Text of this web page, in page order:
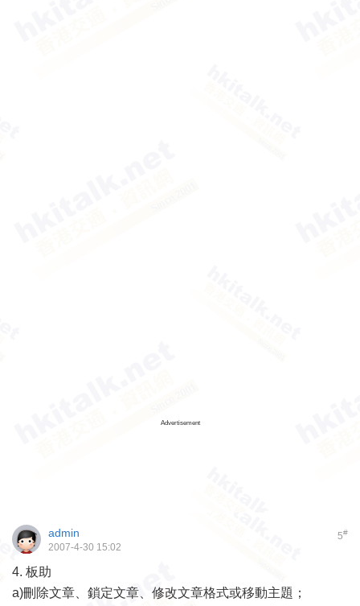
Advertisement
5#
admin
2007-4-30 15:02
4. 板助
a)刪除文章、鎖定文章、修改文章格式或移動主題；